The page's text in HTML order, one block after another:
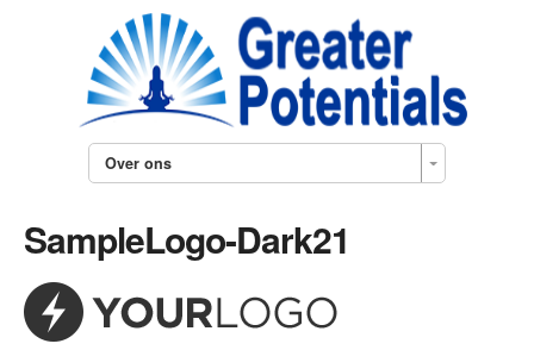
Over ons
SampleLogo-Dark21